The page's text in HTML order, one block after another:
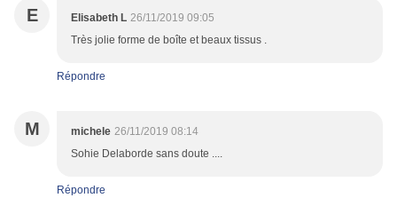
E Elisabeth L 26/11/2019 09:05
Très jolie forme de boîte et beaux tissus .
Répondre
M michele 26/11/2019 08:14
Sohie Delaborde sans doute ....
Répondre